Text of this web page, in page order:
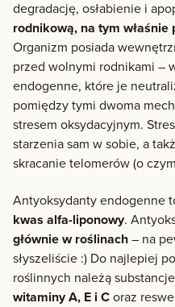
degradację, osłabienie i
rodnikową, na tym
Organizm posiada
przed wolnymi rodnikami –
endogenne, które je
pomiędzy tymi dwoma
stresem oksydacyjnym.
starzenia sam w sobie, a
skracanie telomerów (o
Antyoksydanty endogenne
kwas alfa-liponowy.
głównie w roślinach– na
słyszeliście :) Do najlepiej
roślinnych należą
witaminy A, E i Coraz